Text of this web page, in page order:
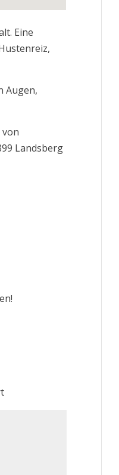
Eine
Augen,
Landsberg